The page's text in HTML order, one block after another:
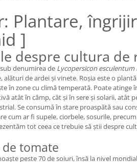
Plantare,
]
despre cultura de
denumirea de Lycopersicon esculentum
alături de ardei și vinete. Roșia este o plantă
în zone cu climă temperată. Poate atinge
atât în câmp, cât și în sere și solarii, atât
Se consumă în stare proaspătă sau
cum ar fi supele, ciorbele, sosurile,
tot ceea ce trebuie să știi despre
tomate
peste 70 de soiuri, însă la nivel